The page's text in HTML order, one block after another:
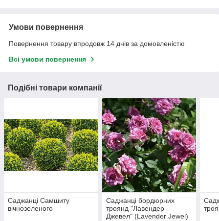
Умови повернення
Повернення товару впродовж 14 днів за домовленістю
Всі умови повернення
Подібні товари компанії
Саджанці Самшиту
вічнозеленого
Саджанці бордюрних
троянд "Лавендер
Джевел" (Lavender Jewel)